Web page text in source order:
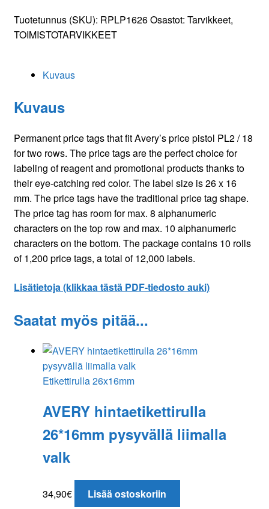
liimalla
pun
Tuotetunnus (SKU): RPLP1626Osastot: Tarvikkeet,
TOIMISTOTARVIKKEET
Kuvaus
Kuvaus
Permanent price tags that fit Avery’s price pistol PL2 / 18
for two rows. The price tags are the perfect choice for
labeling of reagent and promotional products thanks to
their eye-catching red color. The label size is 26 x 16
mm. The price tags have the traditional price tag shape.
The price tag has room for max. 8 alphanumeric
characters on the top row and max. 10 alphanumeric
characters on the bottom. The package contains 10 rolls
of 1,200 price tags, a total of 12,000 labels.
Lisätietoja (klikkaa tästä PDF-tiedosto auki)
Saatat myös pitää...
Etikettirulla 26x16mm
AVERY hintaetikettirulla
26*16mm pysyvällä liimalla
valk
34,90€ Lisää ostoskoriin